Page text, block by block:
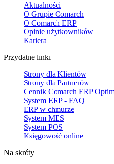
Aktualności
O Grupie Comarch
O Comarch ERP
Opinie użytkowników
Kariera
Przydatne linki
Strony dla Klientów
Strony dla Partnerów
Cennik Comarch ERP
System ERP - FAQ
ERP w chmurze
System MES
System POS
Księgowość online
Na skróty